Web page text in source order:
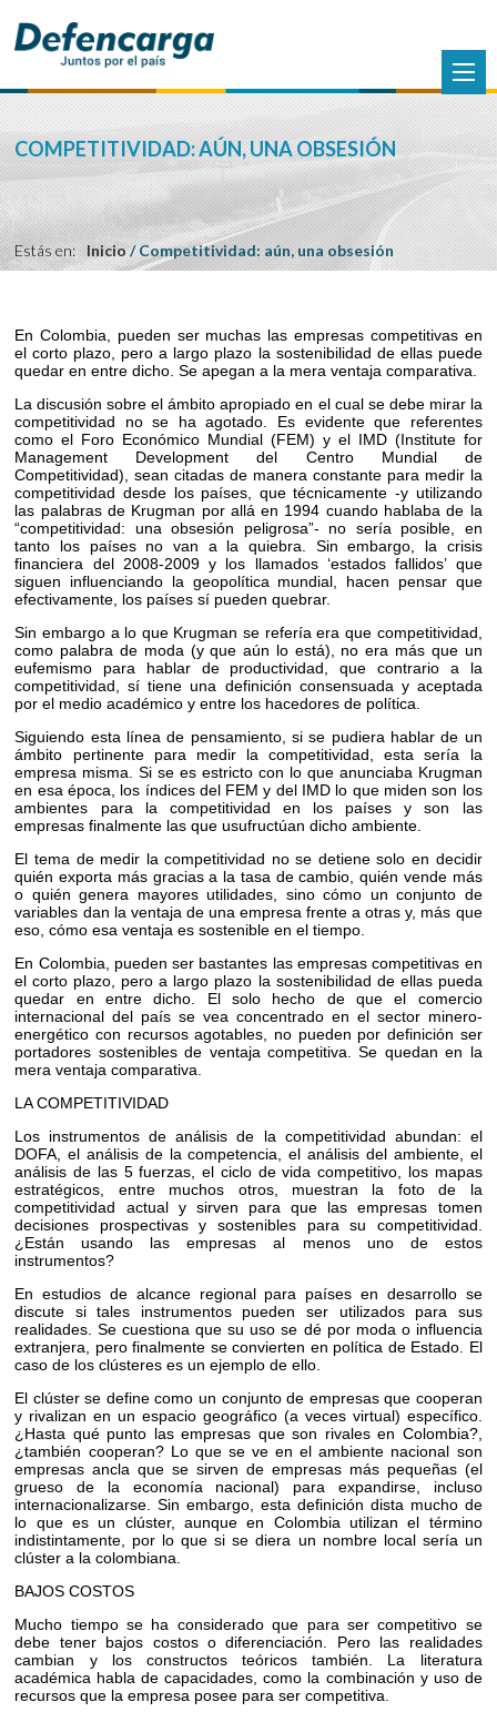
COMPETITIVIDAD: AÚN, UNA OBSESIÓN
Estás en: Inicio/Competitividad: aún, una obsesión
En Colombia, pueden ser muchas las empresas competitivas en
el corto plazo, pero a largo plazo la sostenibilidad de ellas puede
quedar en entre dicho. Se apegan a la mera ventaja comparativa.
La discusión sobre el ámbito apropiado en el cual se debe mirar la
competitividad no se ha agotado. Es evidente que referentes
como el Foro Económico Mundial (FEM) y el IMD (Institute for
Management Development del Centro Mundial de
Competitividad), sean citadas de manera constante para medir la
competitividad desde los países, que técnicamente -y utilizando
las palabras de Krugman por allá en 1994 cuando hablaba de la
“competitividad: una obsesión peligrosa”- no sería posible, en
tanto los países no van a la quiebra. Sin embargo, la crisis
financiera del 2008-2009 y los llamados ‘estados fallidos’ que
siguen influenciando la geopolítica mundial, hacen pensar que
efectivamente, los países sí pueden quebrar.
Sin embargo a lo que Krugman se refería era que competitividad,
como palabra de moda (y que aún lo está), no era más que un
eufemismo para hablar de productividad, que contrario a la
competitividad, sí tiene una definición consensuada y aceptada
por el medio académico y entre los hacedores de política.
Siguiendo esta línea de pensamiento, si se pudiera hablar de un
ámbito pertinente para medir la competitividad, esta sería la
empresa misma. Si se es estricto con lo que anunciaba Krugman
en esa época, los índices del FEM y del IMD lo que miden son los
ambientes para la competitividad en los países y son las
empresas finalmente las que usufructúan dicho ambiente.
El tema de medir la competitividad no se detiene solo en decidir
quién exporta más gracias a la tasa de cambio, quién vende más
o quién genera mayores utilidades, sino cómo un conjunto de
variables dan la ventaja de una empresa frente a otras y, más que
eso, cómo esa ventaja es sostenible en el tiempo.
En Colombia, pueden ser bastantes las empresas competitivas en
el corto plazo, pero a largo plazo la sostenibilidad de ellas pueda
quedar en entre dicho. El solo hecho de que el comercio
internacional del país se vea concentrado en el sector minero-
energético con recursos agotables, no pueden por definición ser
portadores sostenibles de ventaja competitiva. Se quedan en la
mera ventaja comparativa.
LA COMPETITIVIDAD
Los instrumentos de análisis de la competitividad abundan: el
DOFA, el análisis de la competencia, el análisis del ambiente, el
análisis de las 5 fuerzas, el ciclo de vida competitivo, los mapas
estratégicos, entre muchos otros, muestran la foto de la
competitividad actual y sirven para que las empresas tomen
decisiones prospectivas y sostenibles para su competitividad.
¿Están usando las empresas al menos uno de estos
instrumentos?
En estudios de alcance regional para países en desarrollo se
discute si tales instrumentos pueden ser utilizados para sus
realidades. Se cuestiona que su uso se dé por moda o influencia
extranjera, pero finalmente se convierten en política de Estado. El
caso de los clústeres es un ejemplo de ello.
El clúster se define como un conjunto de empresas que cooperan
y rivalizan en un espacio geográfico (a veces virtual) específico.
¿Hasta qué punto las empresas que son rivales en Colombia?,
¿también cooperan? Lo que se ve en el ambiente nacional son
empresas ancla que se sirven de empresas más pequeñas (el
grueso de la economía nacional) para expandirse, incluso
internacionalizarse. Sin embargo, esta definición dista mucho de
lo que es un clúster, aunque en Colombia utilizan el término
indistintamente, por lo que si se diera un nombre local sería un
clúster a la colombiana.
BAJOS COSTOS
Mucho tiempo se ha considerado que para ser competitivo se
debe tener bajos costos o diferenciación. Pero las realidades
cambian y los constructos teóricos también. La literatura
académica habla de capacidades, como la combinación y uso de
recursos que la empresa posee para ser competitiva.